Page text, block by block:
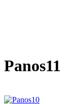
Panos11